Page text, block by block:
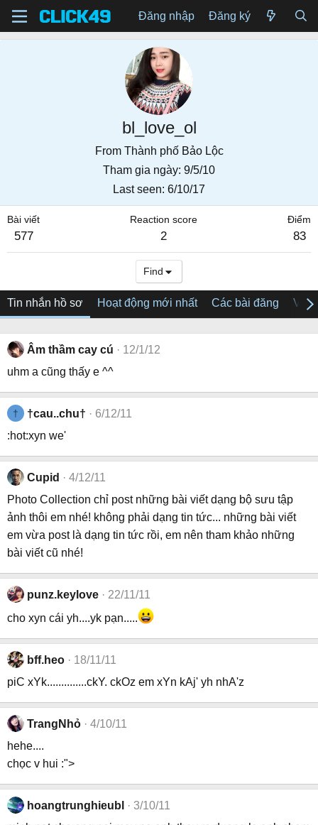
Đăng nhập Đăng ký
bl_love_ol
From Thành phố Bảo Lộc
Tham gia ngày 9/5/10
Last seen 6/10/17
Bài viết
577
Reaction score
2
Điểm
83
Find
Tin nhắn hồ sơ Hoạt động mới nhất Các bài đăng Về
Âm thầm cay cú
12/1/12
uhm a cũng thấy e ^^
† †cau..chu†
6/12/11
:hot:xyn we'
Cupid
4/12/11
Photo Collection chỉ post những bài viết dạng bộ sưu tập
ảnh thôi em nhé! không phải dạng tin tức... những bài viết
em vừa post là dạng tin tức rồi, em nên tham khảo những
bài viết cũ nhé!
punz.keylove
22/11/11
cho xyn cái yh....yk pạn.....
bff.heo
18/11/11
piC xYk..............ckY. ckOz em xYn kAj' yh nhA'z
TrangNhỏ
4/10/11
hehe....
chọc v hui :">
hoangtrunghieubl
3/10/11